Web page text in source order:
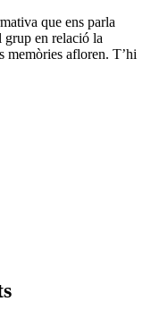
que ens parla
grup en relació la
memòries afloren. T’hi